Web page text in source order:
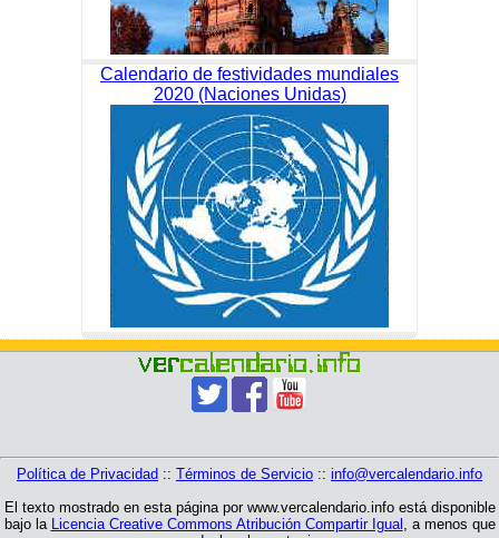
Calendario de festividades mundiales
2020 (Naciones Unidas)
Política de Privacidad :: Términos de Servicio :: info@vercalendario.info
El texto mostrado en esta página por www.vercalendario.info está disponible
bajo la Licencia Creative Commons Atribución Compartir Igual , a menos que